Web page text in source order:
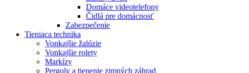
Domáce videotelefony
Čidlá pre domácnosť
Zabezpečenie
Tieniaca technika
Vonkajšie žalúzie
Vonkajšie rolety
Markízy
Pergoly a tienenie zimných záhrad